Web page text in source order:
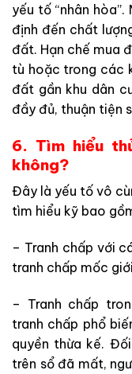
yếu tố “nhân
định đến chất
đất. Hạn chế mua
tù hoặc trong các
đất gần khu dân
đầy đủ, thuận tiện
6. Tìm hiểu
không?
Đây là yếu tố vô
tìm hiểu kỹ bao
– Tranh chấp với
tranh chấp mốc
– Tranh chấp
tranh chấp phổ
quyền thừa kế.
trên sổ đã mất,